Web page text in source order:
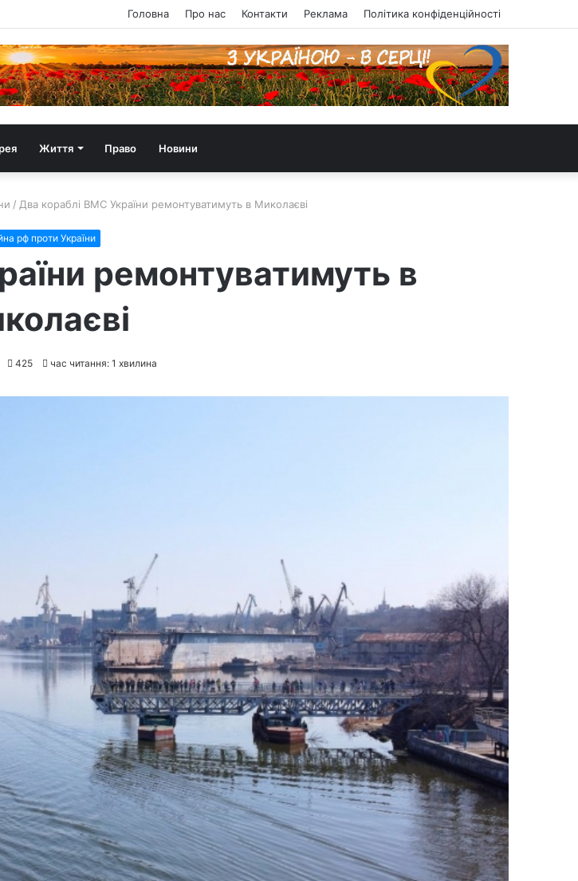
Головна Про нас Контакти Реклама Політика конфіденційності
Життя Право Новини
/ Два кораблі ВМС України ремонтуватимуть в Миколаєві
рф проти України
ремонтуватимуть в
425 час читання: 1 хвилина